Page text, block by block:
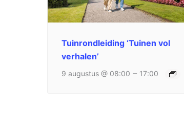
Tuinrondleiding ‘Tuinen vol
verhalen’
9 augustus @ 08:00 – 17:00